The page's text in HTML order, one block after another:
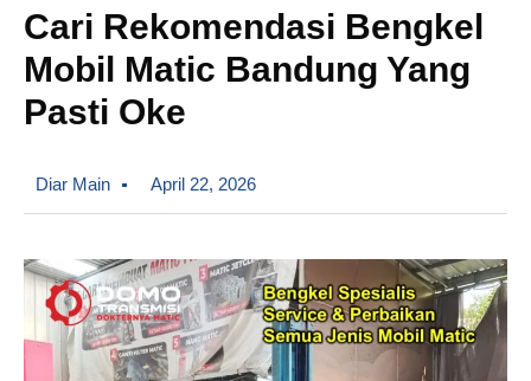
Cari Rekomendasi Bengkel
Mobil Matic Bandung Yang
Pasti Oke
Diar Main April 22, 2026